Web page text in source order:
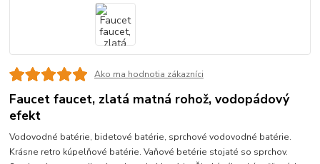
Ako ma hodnotia zákazníci
Faucet faucet, zlatá matná rohož, vodopádový
efekt
Vodovodné batérie, bidetové batérie, sprchové vodovodné batérie.
Krásne retro kúpelňové batérie. Vaňové betérie stojaté so sprchov.